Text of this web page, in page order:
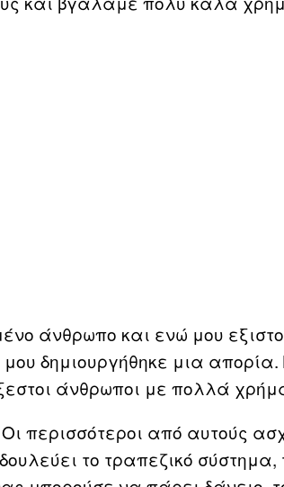
άνθρωπο και ενώ μου
δημιουργήθηκε μια
άνθρωποι με πολλά
περισσότεροι από αυτούς
το τραπεζικό σύστημα,